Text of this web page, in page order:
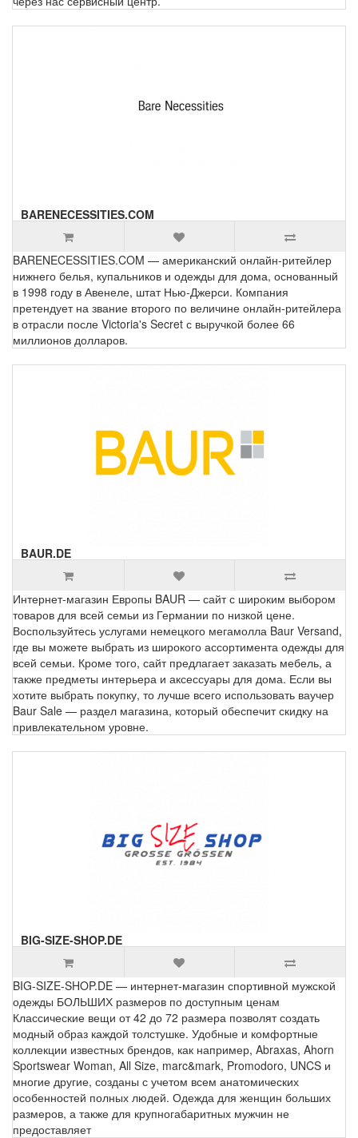
BARENECESSITIES.COM
BARENECESSITIES.COM — американский онлайн-ритейлер
нижнего белья, купальников и одежды для дома, основанный
в 1998 году в Авенеле, штат Нью-Джерси. Компания
претендует на звание второго по величине онлайн-ритейлера
в отрасли после Victoria's Secret с выручкой более 66
миллионов долларов.
BAUR.DE
Интернет-магазин Европы BAUR — сайт с широким выбором
товаров для всей семьи из Германии по низкой цене.
Воспользуйтесь услугами немецкого мегамолла Baur Versand,
где вы можете выбрать из широкого ассортимента одежды для
всей семьи. Кроме того, сайт предлагает заказать мебель, а
также предметы интерьера и аксессуары для дома. Если вы
хотите выбрать покупку, то лучше всего использовать ваучер
Baur Sale — раздел магазина, который обеспечит скидку на
привлекательном уровне.
BIG-SIZE-SHOP.DE
BIG-SIZE-SHOP.DE — интернет-магазин спортивной мужской
одежды БОЛЬШИХ размеров по доступным ценам
Классические вещи от 42 до 72 размера позволят создать
модный образ каждой толстушке. Удобные и комфортные
коллекции известных брендов, как например, Abraxas, Ahorn
Sportswear Woman, All Size, marc&mark, Promodoro, UNCS и
многие другие, созданы с учетом всем анатомических
особенностей полных людей. Одежда для женщин больших
размеров, а также для крупногабаритных мужчин не
предоставляет